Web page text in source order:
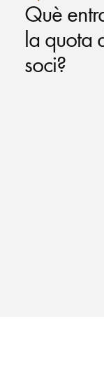
Què
la quota
soci?